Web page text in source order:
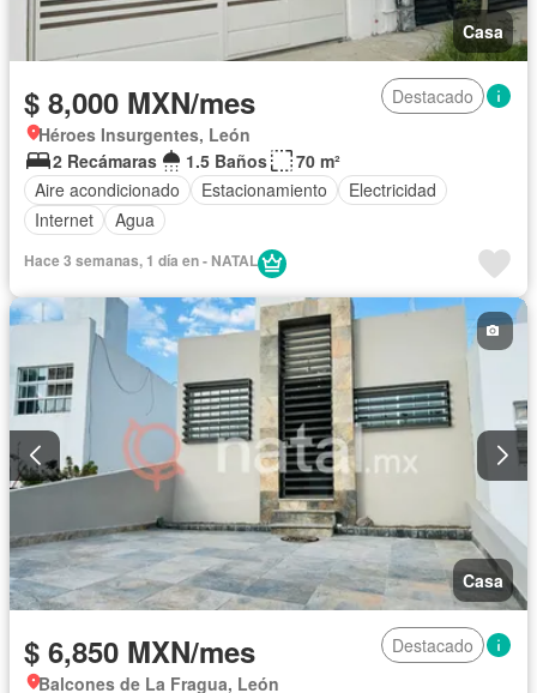
Casa
$ 8,000 MXN/mes
Destacado
Héroes Insurgentes, León
2 Recámaras
1.5 Baños
70 m²
Aire acondicionado
Estacionamiento
Electricidad
Internet
Agua
Hace 3 semanas, 1 día en - NATAL
Casa
$ 6,850 MXN/mes
Destacado
Balcones de La Fragua, León